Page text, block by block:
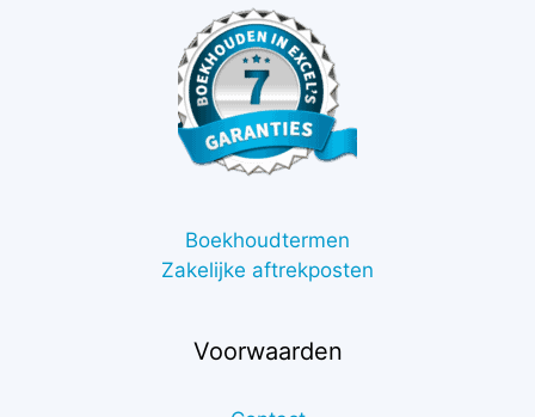
Boekhoudtermen
Zakelijke aftrekposten
Voorwaarden